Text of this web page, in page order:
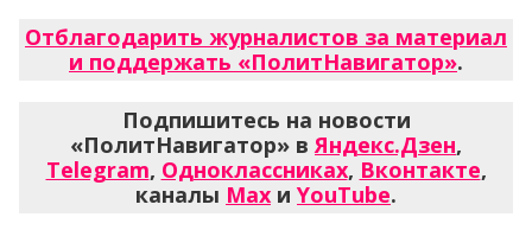
Отблагодарить журналистов за материал
и поддержать «ПолитНавигатор».
Подпишитесь на новости
«ПолитНавигатор» вЯндекс.Дзен,
Telegram, Одноклассниках, Вконтакте,
каналы Max и YouTube.